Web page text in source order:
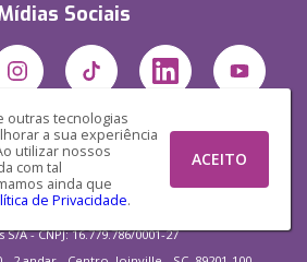
outras tecnologias
a sua experiência
utilizar nossos
com tal
ainda que
de Privacidade.
ACEITO
Sociais
A - CNPJ: 16.779.786/0001-27